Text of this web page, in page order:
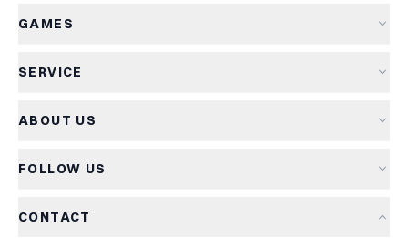
GAMES
New arrivals
Kids games
SERVICE
Returns
ABOUT US
The Captain's Game
FOLLOW US
CONTACT